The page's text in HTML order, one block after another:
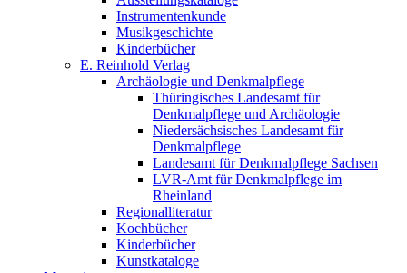
Instrumentenkunde
Musikgeschichte
Kinderbücher
E. Reinhold Verlag
Archäologie und Denkmalpflege
Thüringisches Landesamt für
Denkmalpflege und Archäologie
Niedersächsisches Landesamt für
Denkmalpflege
Landesamt für Denkmalpflege Sachsen
LVR-Amt für Denkmalpflege im
Rheinland
Regionalliteratur
Kochbücher
Kinderbücher
Kunstkataloge